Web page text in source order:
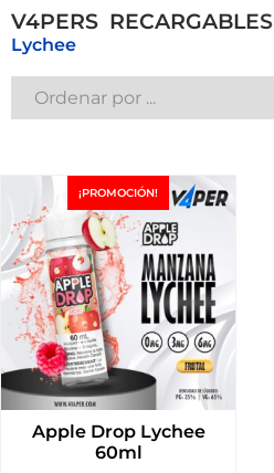
V4PERSRECARGABLES
Lychee
¡PROMOCIÓN!
Apple Drop Lychee
60ml